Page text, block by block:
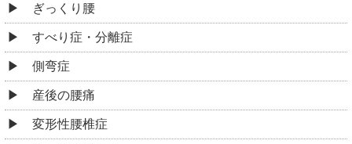
ぎっくり腰
すべり症・分離症
側弯症
産後の腰痛
変形性腰椎症